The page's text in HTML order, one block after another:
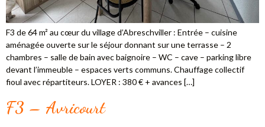
F3 de 64 m² au cœur du village d’Abreschviller : Entrée – cuisine
aménagée ouverte sur le séjour donnant sur une terrasse – 2
chambres – salle de bain avec baignoire – WC – cave – parking libre
devant l’immeuble – espaces verts communs. Chauffage collectif
fioul avec répartiteurs. LOYER : 380 € + avances […]
F3 – Avricourt